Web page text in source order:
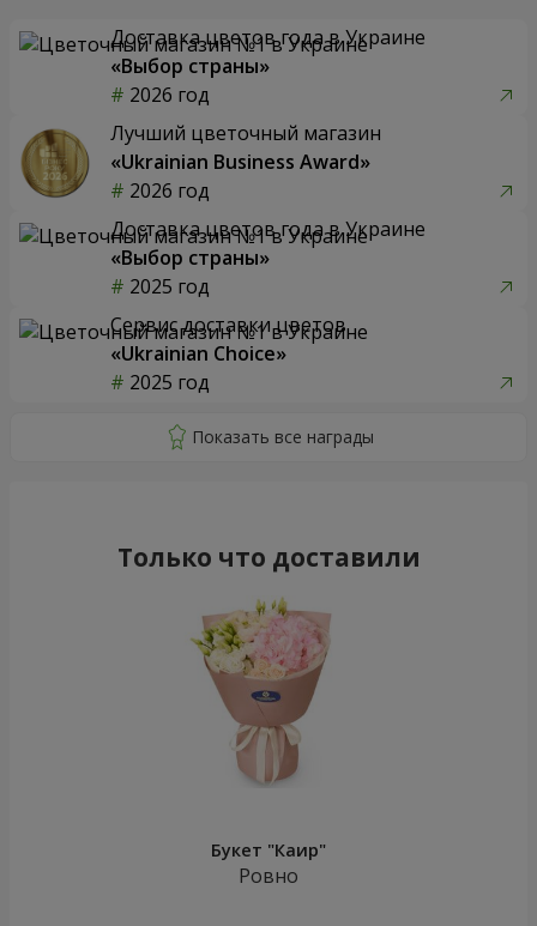
Доставка цветов года в Украине
«Выбор страны»
2026 год
Лучший цветочный магазин
«Ukrainian Business Award»
2026 год
Доставка цветов года в Украине
«Выбор страны»
2025 год
Сервис доставки цветов
«Ukrainian Choice»
2025 год
Только что доставили
Букет "Каир"
Ровно